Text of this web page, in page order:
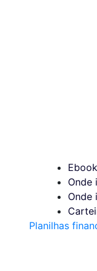
Onde
Onde
Planilhas